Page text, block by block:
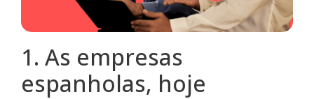
1. As empresas
espanholas, hoje